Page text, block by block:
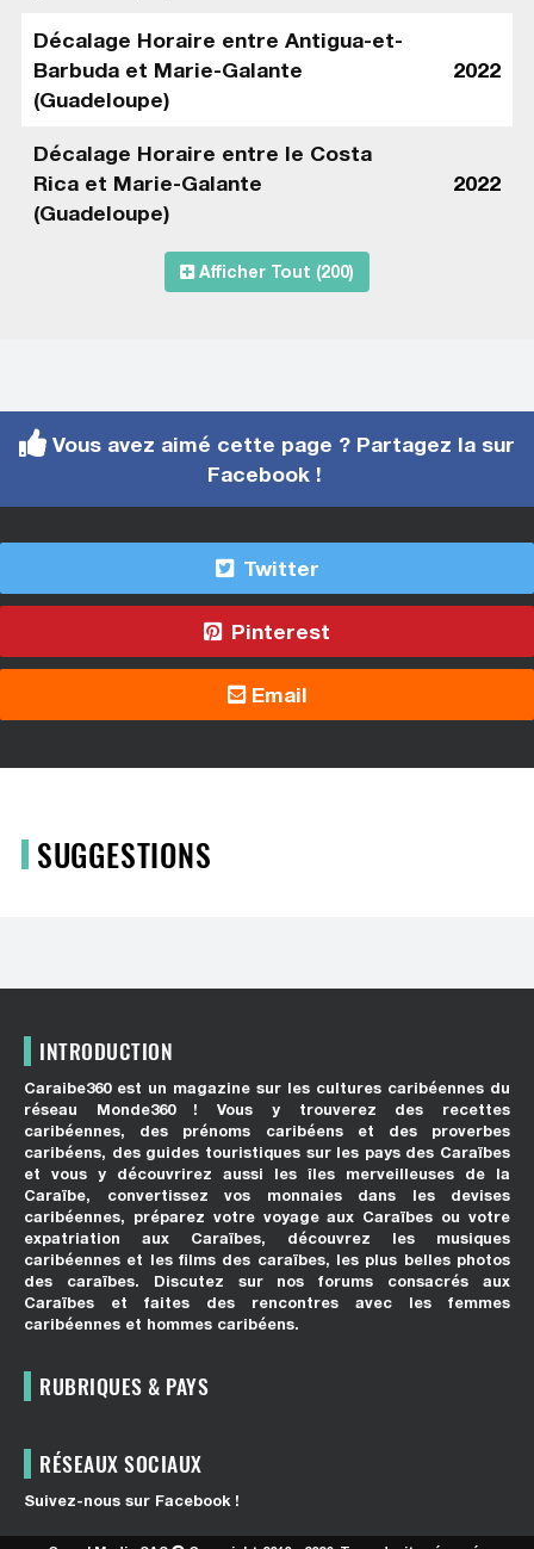
Décalage Horaire entre Antigua-et-
Barbuda et Marie-Galante
(Guadeloupe)
2022
Décalage Horaire entre le Costa
Rica et Marie-Galante
(Guadeloupe)
2022
Afficher Tout (200)
Vous avez aimé cette page ? Partagez la sur
Facebook !
Twitter
Pinterest
Email
SUGGESTIONS
INTRODUCTION
Caraibe360 est un magazine sur les cultures caribéennes du
réseau Monde360 ! Vous y trouverez des recettes
caribéennes, des prénoms caribéens et des proverbes
caribéens, des guides touristiques sur les pays des Caraïbes
et vous y découvrirez aussi les îles merveilleuses de la
Caraïbe, convertissez vos monnaies dans les devises
caribéennes, préparez votre voyage aux Caraïbes ou votre
expatriation aux Caraïbes, découvrez les musiques
caribéennes et les films des caraïbes, les plus belles photos
des caraïbes. Discutez sur nos forums consacrés aux
Caraïbes et faites des rencontres avec les femmes
caribéennes et hommes caribéens.
RUBRIQUES & PAYS
RÉSEAUX SOCIAUX
Suivez-nous sur Facebook !